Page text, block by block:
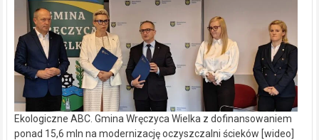
Ekologiczne ABC. Gmina Wręczyca Wielka z dofinansowaniem
ponad 15,6 mln na modernizację oczyszczalni ścieków [wideo]